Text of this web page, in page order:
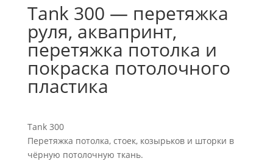
Tank 300 — перетяжка
руля, аквапринт,
перетяжка потолка и
покраска потолочного
пластика
Tank 300
Перетяжка потолка, стоек, козырьков и шторки в
чёрную потолочную ткань.